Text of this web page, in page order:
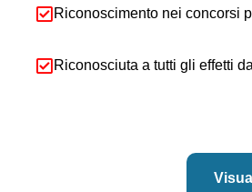
Riconoscimento nei concorsi
Riconosciuta a tutti gli effetti